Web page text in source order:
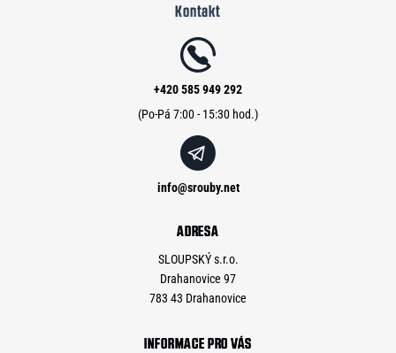
Kontakt
info@srouby.net
+420 585 949 292
ADRESA
SLOUPSKÝ s.r.o.
Drahanovice 97
783 43 Drahanovice
INFORMACE PRO VÁS